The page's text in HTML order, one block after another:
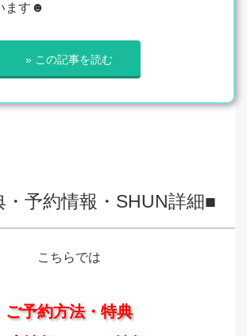
ます☻
» この記事を読む
・予約情報・SHUN詳細■
こちらでは
ご予約方法・特典